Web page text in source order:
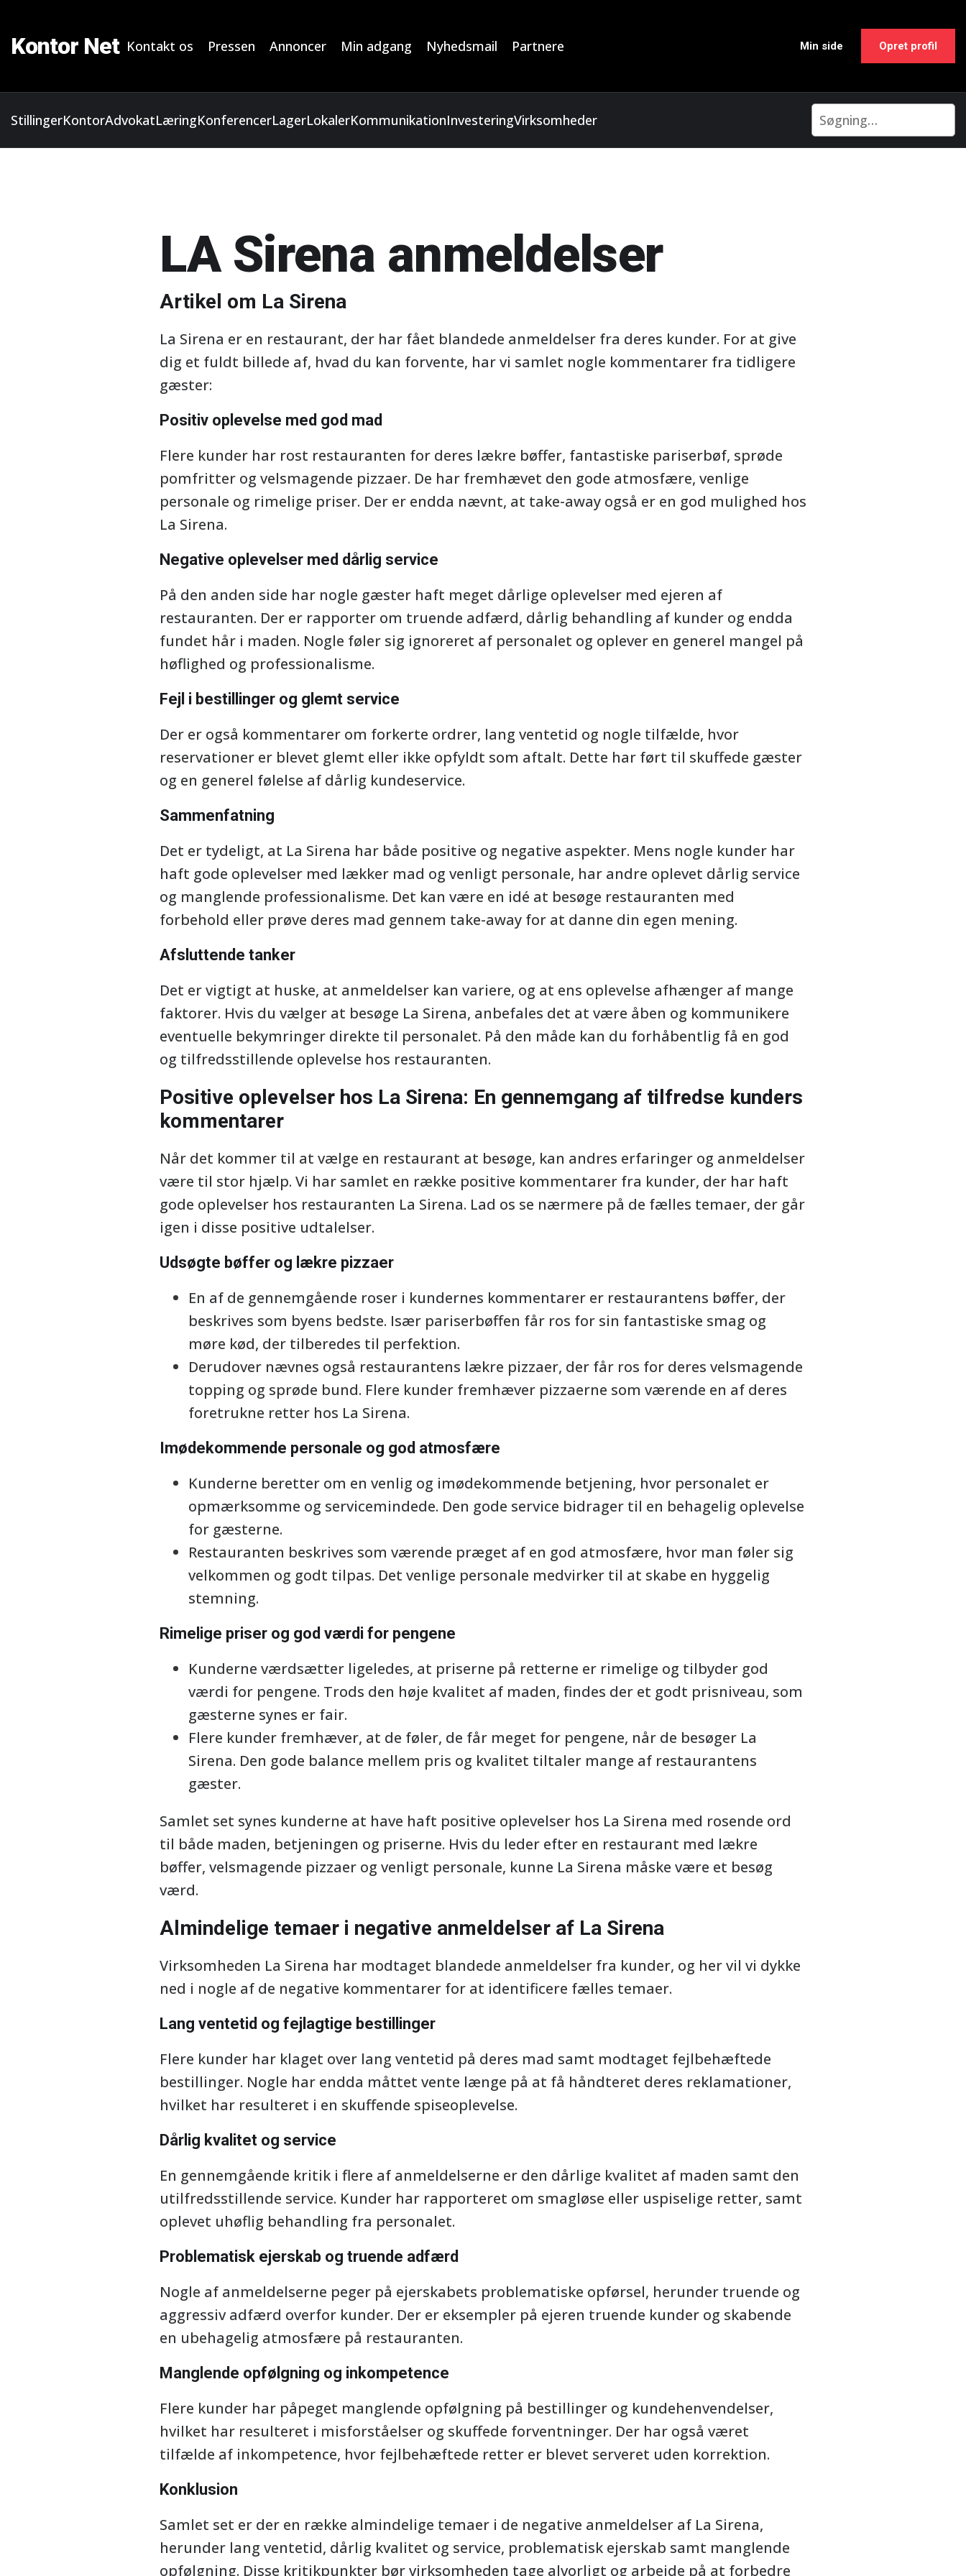
Kontor Net Kontakt os Pressen Annoncer Min adgang Nyhedsmail Partnere Min side Opret profil
StillingerKontorAdvokatLæringKonferencerLagerLokalerKommunikationInvesteringVirksomheder
LA Sirena anmeldelser
Artikel om La Sirena
La Sirena er en restaurant, der har fået blandede anmeldelser fra deres kunder. For at give
dig et fuldt billede af, hvad du kan forvente, har vi samlet nogle kommentarer fra tidligere
gæster:
Positiv oplevelse med god mad
Flere kunder har rost restauranten for deres lækre bøffer, fantastiske pariserbøf, sprøde
pomfritter og velsmagende pizzaer. De har fremhævet den gode atmosfære, venlige
personale og rimelige priser. Der er endda nævnt, at take-away også er en god mulighed hos
La Sirena.
Negative oplevelser med dårlig service
På den anden side har nogle gæster haft meget dårlige oplevelser med ejeren af
restauranten. Der er rapporter om truende adfærd, dårlig behandling af kunder og endda
fundet hår i maden. Nogle føler sig ignoreret af personalet og oplever en generel mangel på
høflighed og professionalisme.
Fejl i bestillinger og glemt service
Der er også kommentarer om forkerte ordrer, lang ventetid og nogle tilfælde, hvor
reservationer er blevet glemt eller ikke opfyldt som aftalt. Dette har ført til skuffede gæster
og en generel følelse af dårlig kundeservice.
Sammenfatning
Det er tydeligt, at La Sirena har både positive og negative aspekter. Mens nogle kunder har
haft gode oplevelser med lækker mad og venligt personale, har andre oplevet dårlig service
og manglende professionalisme. Det kan være en idé at besøge restauranten med
forbehold eller prøve deres mad gennem take-away for at danne din egen mening.
Afsluttende tanker
Det er vigtigt at huske, at anmeldelser kan variere, og at ens oplevelse afhænger af mange
faktorer. Hvis du vælger at besøge La Sirena, anbefales det at være åben og kommunikere
eventuelle bekymringer direkte til personalet. På den måde kan du forhåbentlig få en god
og tilfredsstillende oplevelse hos restauranten.
Positive oplevelser hos La Sirena: En gennemgang af tilfredse kunders
kommentarer
Når det kommer til at vælge en restaurant at besøge, kan andres erfaringer og anmeldelser
være til stor hjælp. Vi har samlet en række positive kommentarer fra kunder, der har haft
gode oplevelser hos restauranten La Sirena. Lad os se nærmere på de fælles temaer, der går
igen i disse positive udtalelser.
Udsøgte bøffer og lækre pizzaer
En af de gennemgående roser i kundernes kommentarer er restaurantens bøffer, der
beskrives som byens bedste. Især pariserbøffen får ros for sin fantastiske smag og
møre kød, der tilberedes til perfektion.
Derudover nævnes også restaurantens lækre pizzaer, der får ros for deres velsmagende
topping og sprøde bund. Flere kunder fremhæver pizzaerne som værende en af deres
foretrukne retter hos La Sirena.
Imødekommende personale og god atmosfære
Kunderne beretter om en venlig og imødekommende betjening, hvor personalet er
opmærksomme og servicemindede. Den gode service bidrager til en behagelig oplevelse
for gæsterne.
Restauranten beskrives som værende præget af en god atmosfære, hvor man føler sig
velkommen og godt tilpas. Det venlige personale medvirker til at skabe en hyggelig
stemning.
Rimelige priser og god værdi for pengene
Kunderne værdsætter ligeledes, at priserne på retterne er rimelige og tilbyder god
værdi for pengene. Trods den høje kvalitet af maden, findes der et godt prisniveau, som
gæsterne synes er fair.
Flere kunder fremhæver, at de føler, de får meget for pengene, når de besøger La
Sirena. Den gode balance mellem pris og kvalitet tiltaler mange af restaurantens
gæster.
Samlet set synes kunderne at have haft positive oplevelser hos La Sirena med rosende ord
til både maden, betjeningen og priserne. Hvis du leder efter en restaurant med lækre
bøffer, velsmagende pizzaer og venligt personale, kunne La Sirena måske være et besøg
værd.
Almindelige temaer i negative anmeldelser af La Sirena
Virksomheden La Sirena har modtaget blandede anmeldelser fra kunder, og her vil vi dykke
ned i nogle af de negative kommentarer for at identificere fælles temaer.
Lang ventetid og fejlagtige bestillinger
Flere kunder har klaget over lang ventetid på deres mad samt modtaget fejlbehæftede
bestillinger. Nogle har endda måttet vente længe på at få håndteret deres reklamationer,
hvilket har resulteret i en skuffende spiseoplevelse.
Dårlig kvalitet og service
En gennemgående kritik i flere af anmeldelserne er den dårlige kvalitet af maden samt den
utilfredsstillende service. Kunder har rapporteret om smagløse eller uspiselige retter, samt
oplevet uhøflig behandling fra personalet.
Problematisk ejerskab og truende adfærd
Nogle af anmeldelserne peger på ejerskabets problematiske opførsel, herunder truende og
aggressiv adfærd overfor kunder. Der er eksempler på ejeren truende kunder og skabende
en ubehagelig atmosfære på restauranten.
Manglende opfølgning og inkompetence
Flere kunder har påpeget manglende opfølgning på bestillinger og kundehenvendelser,
hvilket har resulteret i misforståelser og skuffede forventninger. Der har også været
tilfælde af inkompetence, hvor fejlbehæftede retter er blevet serveret uden korrektion.
Konklusion
Samlet set er der en række almindelige temaer i de negative anmeldelser af La Sirena,
herunder lang ventetid, dårlig kvalitet og service, problematisk ejerskab samt manglende
opfølgning. Disse kritikpunkter bør virksomheden tage alvorligt og arbejde på at forbedre